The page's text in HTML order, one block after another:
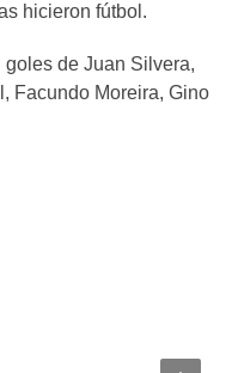
hicieron fútbol.
goles de Juan Silvera,
Facundo Moreira, Gino